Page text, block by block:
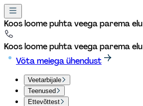
Koos loome puhta veega parema elu
Koos loome puhta veega parema elu
Võta meiega ühendust
Veetarbijale
Teenused
Ettevõttest